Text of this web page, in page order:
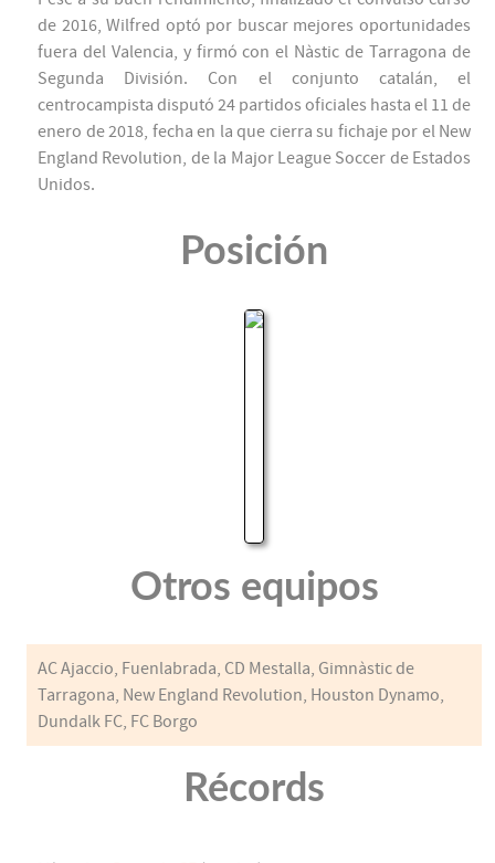
de 2016, Wilfred optó por buscar mejores oportunidades
fuera del Valencia, y firmó con el Nàstic de Tarragona de
Segunda División. Con el conjunto catalán, el
centrocampista disputó 24 partidos oficiales hasta el 11 de
enero de 2018, fecha en la que cierra su fichaje por el New
England Revolution, de la Major League Soccer de Estados
Unidos.
Posición
Otros equipos
AC Ajaccio, Fuenlabrada, CD Mestalla, Gimnàstic de
Tarragona, New England Revolution, Houston Dynamo,
Dundalk FC, FC Borgo
Récords